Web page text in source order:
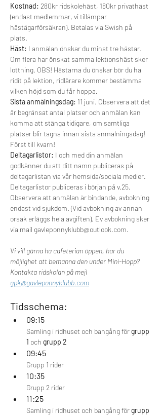
Kostnad: 280kr ridskolehäst, 180kr privathäst
(endast medlemmar, vi tillämpar
hästägarförsäkran). Betalas via Swish på
plats.
Häst: I anmälan önskar du minst tre hästar.
Om flera har önskat samma lektionshäst sker
lottning. OBS! Hästarna du önskar bör du ha
ridit på lektion, ridlärare kommer bestämma
vilken höjd som du får hoppa.
Sista anmälningsdag: 11 juni. Observera att det
är begränsat antal platser och anmälan kan
komma att stänga tidigare, om samtliga
platser blir tagna innan sista anmälningsdag!
Först till kvarn!
Deltagarlistor: I och med din anmälan
godkänner du att ditt namn publiceras på
deltagarlistan via vår hemsida/sociala medier.
Deltagarlistor publiceras i början på v.25.
Observera att anmälan är bindande, avbokning
endast vid sjukdom. (Vid avbokning av annan
orsak erläggs hela avgiften). Ev avbokning sker
via mail gavleponnyklubb@outlook.com.
Vi vill gärna ha cafeterian öppen, har du
möjlighet att bemanna den under Mini-Hopp?
Kontakta ridskolan på mejl
gpk@gavleponnyklubb.com
Tidsschema:
09:15
Samling i ridhuset och bangång för grupp
1 och grupp 2
09:45
Grupp 1 rider
10:35
Grupp 2 rider
11:25
Samling i ridhuset och bangång för grupp